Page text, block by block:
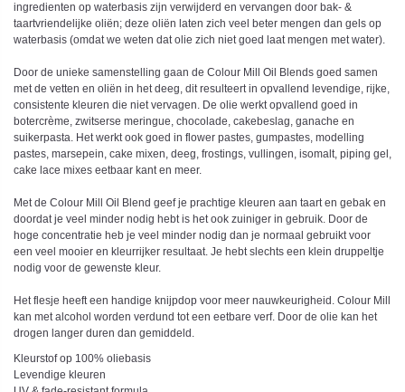
ingredienten op waterbasis zijn verwijderd en vervangen door bak- &
taartvriendelijke oliën; deze oliën laten zich veel beter mengen dan gels op
waterbasis (omdat we weten dat olie zich niet goed laat mengen met water).
Door de unieke samenstelling gaan de Colour Mill Oil Blends goed samen
met de vetten en oliën in het deeg, dit resulteert in opvallend levendige, rijke,
consistente kleuren die niet vervagen. De olie werkt opvallend goed in
botercrème, zwitserse meringue, chocolade, cakebeslag, ganache en
suikerpasta. Het werkt ook goed in flower pastes, gumpastes, modelling
pastes, marsepein, cake mixen, deeg, frostings, vullingen, isomalt, piping gel,
cake lace mixes eetbaar kant en meer.
Met de Colour Mill Oil Blend geef je prachtige kleuren aan taart en gebak en
doordat je veel minder nodig hebt is het ook zuiniger in gebruik. Door de
hoge concentratie heb je veel minder nodig dan je normaal gebruikt voor
een veel mooier en kleurrijker resultaat. Je hebt slechts een klein druppeltje
nodig voor de gewenste kleur.
Het flesje heeft een handige knijpdop voor meer nauwkeurigheid. Colour Mill
kan met alcohol worden verdund tot een eetbare verf. Door de olie kan het
drogen langer duren dan gemiddeld.
Kleurstof op 100% oliebasis
Levendige kleuren